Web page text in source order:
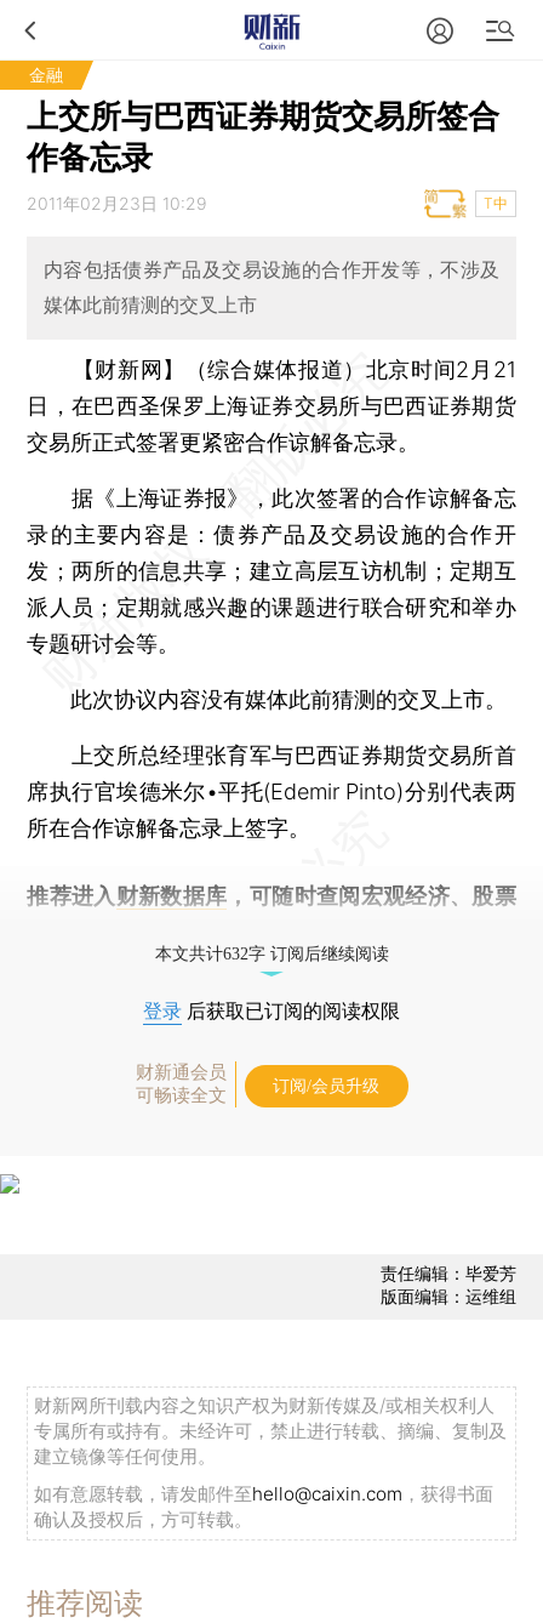
金融
上交所与巴西证券期货交易所签合
作备忘录
2011年02月23日 10:29 T中
内容包括债券产品及交易设施的合作开发等，不涉及
媒体此前猜测的交叉上市
【财新网】（综合媒体报道） 北京时间2月21
日，在巴西圣保罗上海证券交易所与巴西证券期货
交易所正式签署更紧密合作谅解备忘录。
据《上海证券报》，此次签署的合作谅解备忘
录的主要内容是：债券产品及交易设施的合作开
发；两所的信息共享；建立高层互访机制；定期互
派人员；定期就感兴趣的课题进行联合研究和举办
专题研讨会等。
此次协议内容没有媒体此前猜测的交叉上市。
上交所总经理张育军与巴西证券期货交易所首
席执行官埃德米尔•平托(Edemir Pinto)分别代表两
所在合作谅解备忘录上签字。
推荐进入 财新数据库 ，可随时查阅宏观经济、股票
本文共计632字 订阅后继续阅读
登录 后获取已订阅的阅读权限
财新通会员
可畅读全文
订阅/会员升级
责任编辑：毕爱芳
版面编辑：运维组
财新网所刊载内容之知识产权为财新传媒及/或相关权利人
专属所有或持有。未经许可，禁止进行转载、摘编、复制及
建立镜像等任何使用。
如有意愿转载，请发邮件至hello@caixin.com ，获得书面
确认及授权后，方可转载。
推荐阅读